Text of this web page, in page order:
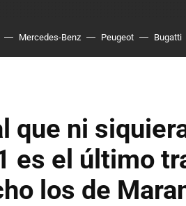
Mercedes-Benz Peugeot Bugatti
que ni
es el último
los de